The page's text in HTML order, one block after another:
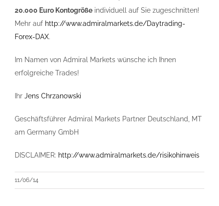
20.000 Euro Kontogröße individuell auf Sie zugeschnitten!
Mehr auf http://www.admiralmarkets.de/Daytrading-
Forex-DAX.
Im Namen von Admiral Markets wünsche ich Ihnen
erfolgreiche Trades!
Ihr Jens Chrzanowski
Geschäftsführer Admiral Markets Partner Deutschland, MT
am Germany GmbH
DISCLAIMER: http://www.admiralmarkets.de/risikohinweis
11/06/14